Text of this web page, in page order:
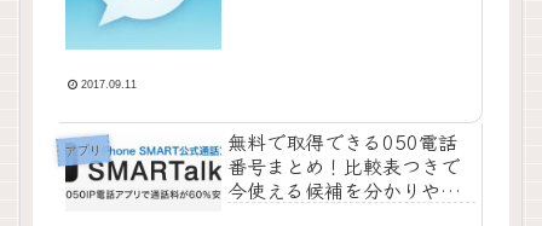
2017.09.11
アプリ
無料で取得できる050電話
番号まとめ！比較表つきで
今使える候補を分かりやす